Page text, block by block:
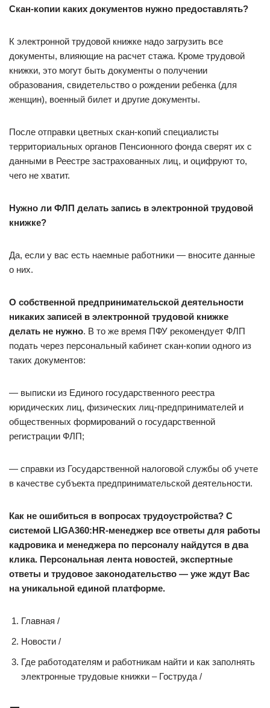
Скан-копии каких документов нужно предоставлять?
К электронной трудовой книжке надо загрузить все
документы, влияющие на расчет стажа. Кроме трудовой
книжки, это могут быть документы о получении
образования, свидетельство о рождении ребенка (для
женщин), военный билет и другие документы.
После отправки цветных скан-копий специалисты
территориальных органов Пенсионного фонда сверят их с
данными в Реестре застрахованных лиц, и оцифруют то,
чего не хватит.
Нужно ли ФЛП делать запись в электронной трудовой
книжке?
Да, если у вас есть наемные работники — вносите данные
о них.
О собственной предпринимательской деятельности
никаких записей в электронной трудовой книжке
делать не нужно. В то же время ПФУ рекомендует ФЛП
подать через персональный кабинет скан-копии одного из
таких документов:
— выписки из Единого государственного реестра
юридических лиц, физических лиц-предпринимателей и
общественных формирований о государственной
регистрации ФЛП;
— справки из Государственной налоговой службы об учете
в качестве субъекта предпринимательской деятельности.
Как не ошибиться в вопросах трудоустройства? С
системой LIGA360:HR-менеджер все ответы для работы
кадровика и менеджера по персоналу найдутся в два
клика. Персональная лента новостей, экспертные
ответы и трудовое законодательство — уже ждут Вас
на уникальной единой платформе.
Главная /
Новости /
Где работодателям и работникам найти и как заполнять
электронные трудовые книжки – Гоструда /